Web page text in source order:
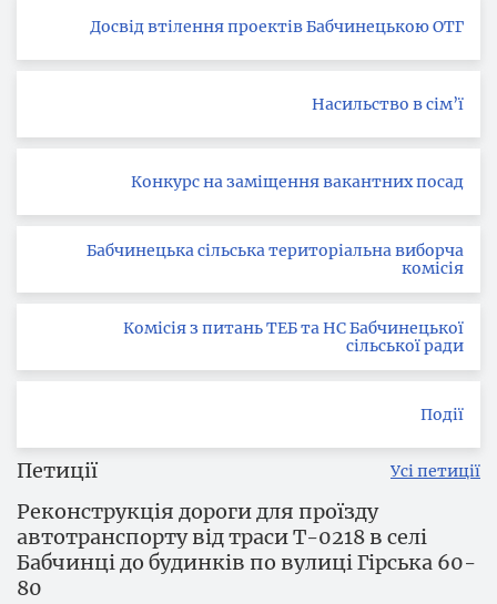
Досвід втілення проектів Бабчинецькою ОТГ
Насильство в сім’ї
Конкурс на заміщення вакантних посад
Бабчинецька сільська територіальна виборча
комісія
Комісія з питань ТЕБ та НС Бабчинецької
сільської ради
Події
Петиції Усі петиції
Реконструкція дороги для проїзду
автотранспорту від траси Т-0218 в селі
Бабчинці до будинків по вулиці Гірська 60-
80